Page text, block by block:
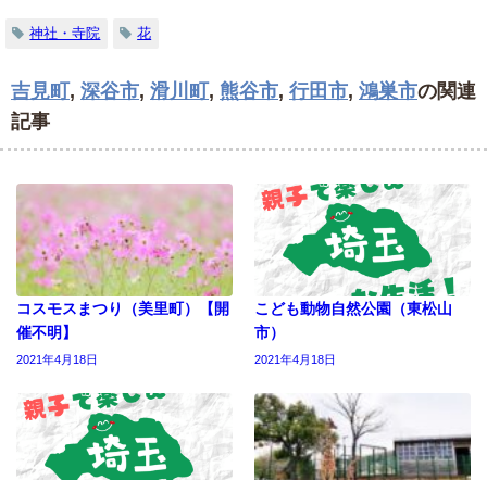
神社・寺院 花
吉見町 , 深谷市, 滑川町 , 熊谷市, 行田市, 鴻巣市の関連
記事
コスモスまつり（美里町）【開
催不明】
2021年4月18日
こども動物自然公園（東松山
市）
2021年4月18日